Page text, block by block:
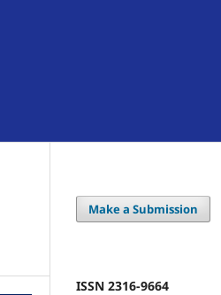
Make a Submission
ISSN 2316-9664